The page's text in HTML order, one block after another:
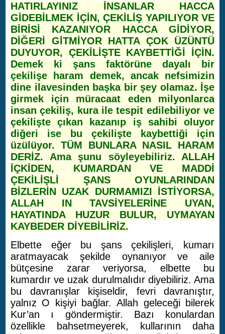
HATIRLAYINIZ İNSANLAR HACCA
GİDEBİLMEK İÇİN, ÇEKİLİŞ YAPILIYOR VE
BİRİSİ KAZANIYOR HACCA GİDİYOR,
DİĞERİ GİTMİYOR HATTA ÇOK ÜZÜNTÜ
DUYUYOR, ÇEKİLİŞTE KAYBETTİĞİ İÇİN.
Demek ki şans faktörüne dayalı bir
çekilişe haram demek, ancak nefsimizin
dine ilavesinden başka bir şey olamaz. İşe
girmek için müracaat eden milyonlarca
insan çekiliş, kura ile tespit edilebiliyor ve
çekilişte çıkan kazanıp iş sahibi oluyor
diğeri ise bu çekilişte kaybettiği için
üzülüyor. TÜM BUNLARA NASIL HARAM
DERİZ. Ama şunu söyleyebiliriz. ALLAH
İÇKİDEN, KUMARDAN VE MADDİ
ÇEKİLİŞLİ ŞANS OYUNLARINDAN
BİZLERİN UZAK DURMAMIZI İSTİYORSA,
ALLAH IN TAVSİYELERİNE UYAN,
HAYATINDA HUZUR BULUR, UYMAYAN
KAYBEDER DİYEBİLİRİZ.
Elbette eğer bu şans çekilişleri, kumarı
aratmayacak şekilde oynanıyor ve aile
bütçesine zarar veriyorsa, elbette bu
kumardır ve uzak durulmalıdır diyebiliriz. Ama
bu davranışlar kişiseldir, fevri davranıştır,
yalnız O kişiyi bağlar. Allah geleceği bilerek
Kur’an ı göndermiştir. Bazı konulardan
özellikle bahsetmeyerek, kullarının daha